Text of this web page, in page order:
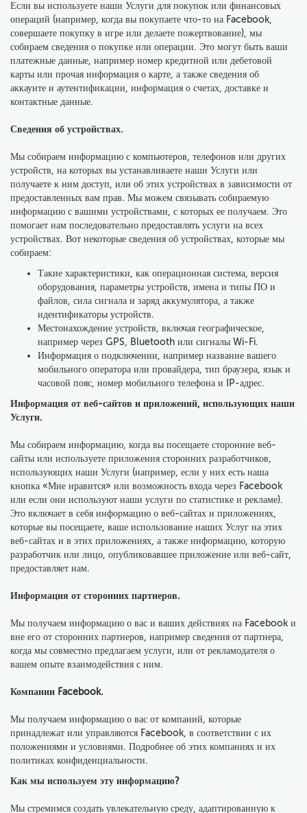
Если вы используете наши Услуги для покупок или финансовых
операций (например, когда вы покупаете что-то на Facebook,
совершаете покупку в игре или делаете пожертвование), мы
собираем сведения о покупке или операции. Это могут быть ваши
платежные данные, например номер кредитной или дебетовой
карты или прочая информация о карте, а также сведения об
аккаунте и аутентификации, информация о счетах, доставке и
контактные данные.
Сведения об устройствах.
Мы собираем информацию с компьютеров, телефонов или других
устройств, на которых вы устанавливаете наши Услуги или
получаете к ним доступ, или об этих устройствах в зависимости от
предоставленных вам прав. Мы можем связывать собираемую
информацию с вашими устройствами, с которых ее получаем. Это
помогает нам последовательно предоставлять услуги на всех
устройствах. Вот некоторые сведения об устройствах, которые мы
собираем:
Такие характеристики, как операционная система, версия
оборудования, параметры устройств, имена и типы ПО и
файлов, сила сигнала и заряд аккумулятора, а также
идентификаторы устройств.
Местонахождение устройств, включая географическое,
например через GPS, Bluetooth или сигналы Wi-Fi.
Информация о подключении, например название вашего
мобильного оператора или провайдера, тип браузера, язык и
часовой пояс, номер мобильного телефона и IP-адрес.
Информация от веб-сайтов и приложений, использующих наши
Услуги.
Мы собираем информацию, когда вы посещаете сторонние веб-
сайты или используете приложения сторонних разработчиков,
использующих наши Услуги (например, если у них есть наша
кнопка «Мне нравится» или возможность входа через Facebook
или если они используют наши услуги по статистике и рекламе).
Это включает в себя информацию о веб-сайтах и приложениях,
которые вы посещаете, ваше использование наших Услуг на этих
веб-сайтах и в этих приложениях, а также информацию, которую
разработчик или лицо, опубликовавшее приложение или веб-сайт,
предоставляет нам.
Информация от сторонних партнеров.
Мы получаем информацию о вас и ваших действиях на Facebook и
вне его от сторонних партнеров, например сведения от партнера,
когда мы совместно предлагаем услуги, или от рекламодателя о
вашем опыте взаимодействия с ним.
Компании Facebook.
Мы получаем информацию о вас от компаний, которые
принадлежат или управляются Facebook, в соответствии с их
положениями и условиями. Подробнее об этих компаниях и их
политиках конфиденциальности.
Как мы используем эту информацию?
Мы стремимся создать увлекательную среду, адаптированную к